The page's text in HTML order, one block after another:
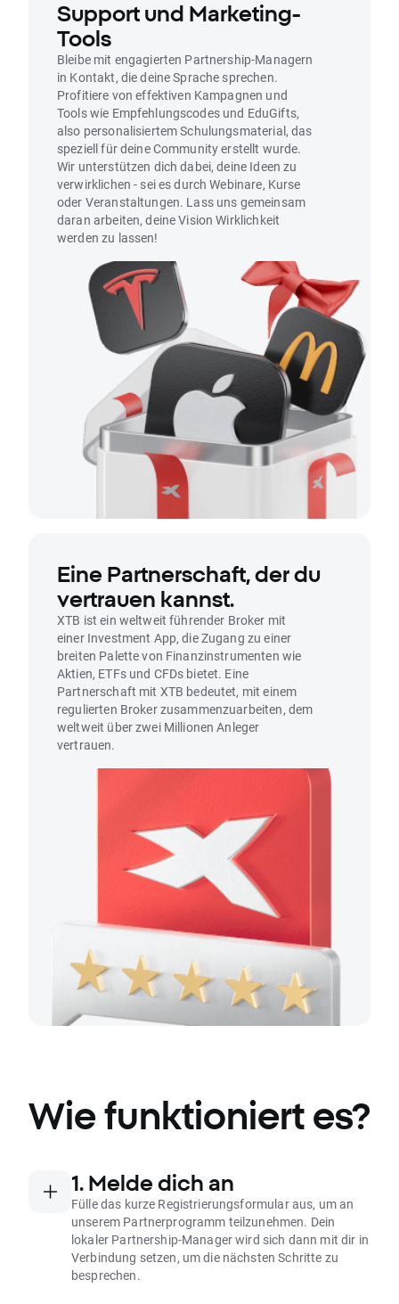
Support und Marketing-
Tools
Bleibe mit engagierten Partnership-Managern
in Kontakt, die deine Sprache sprechen.
Profitiere von effektiven Kampagnen und
Tools wie Empfehlungscodes und EduGifts,
also personalisiertem Schulungsmaterial, das
speziell für deine Community erstellt wurde.
Wir unterstützen dich dabei, deine Ideen zu
verwirklichen - sei es durch Webinare, Kurse
oder Veranstaltungen. Lass uns gemeinsam
daran arbeiten, deine Vision Wirklichkeit
werden zu lassen!
Eine Partnerschaft, der du
vertrauen kannst.
XTB ist ein weltweit führender Broker mit
einer Investment App, die Zugang zu einer
breiten Palette von Finanzinstrumenten wie
Aktien, ETFs und CFDs bietet. Eine
Partnerschaft mit XTB bedeutet, mit einem
regulierten Broker zusammenzuarbeiten, dem
weltweit über zwei Millionen Anleger
vertrauen.
Wie funktioniert es?
1. Melde dich an
Fülle das kurze Registrierungsformular aus, um an
unserem Partnerprogramm teilzunehmen. Dein
lokaler Partnership-Manager wird sich dann mit dir in
Verbindung setzen, um die nächsten Schritte zu
besprechen.